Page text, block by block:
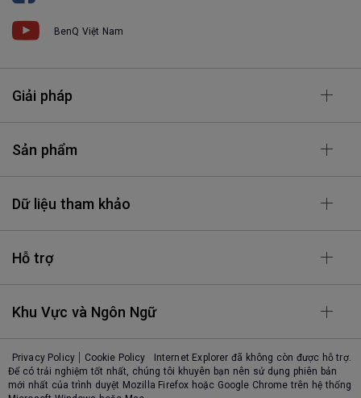
BenQ Việt Nam
Giải pháp
Sản phẩm
Dữ liệu tham khảo
Hỗ trợ
Khu Vực và Ngôn Ngữ
Privacy Policy Cookie Policy
Internet Explorer đã không còn được hỗ trợ.
Để có trải nghiệm tốt nhất, chúng tôi khuyên bạn nên sử dụng phiên bản
mới nhất của trình duyệt Mozilla Firefox hoặc Google Chrome trên hệ thống